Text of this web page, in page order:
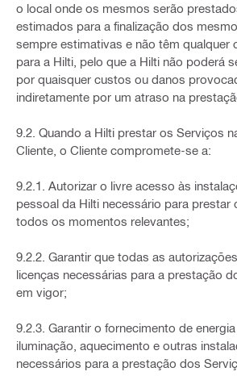
o local onde os mesmos serão
estimados para a finalização dos
sempre estimativas e não têm qualquer
para a Hilti, pelo que a Hilti não poderá
por quaisquer custos ou danos
indiretamente por um atraso na
9.2. Quando a Hilti prestar os Serviços
Cliente, o Cliente compromete-se a:
9.2.1. Autorizar o livre acesso às
pessoal da Hilti necessário para prestar
todos os momentos relevantes;
9.2.2. Garantir que todas as
licenças necessárias para a prestação
em vigor;
9.2.3. Garantir o fornecimento de energia
iluminação, aquecimento e outras
necessários para a prestação dos